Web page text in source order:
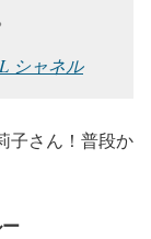
シャネル
子さん！普段か